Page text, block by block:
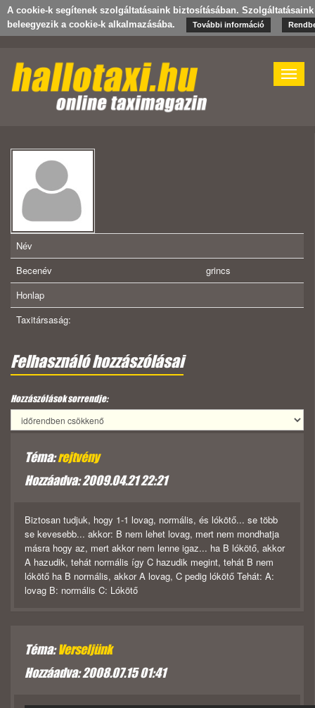
A cookie-k segítenek szolgáltatásaink biztosításában.
beleegyezik a cookie-k alkalmazásába.
További információ
Toggle
Név
Becenév
grincs
Honlap
Taxitársaság:
Felhasználó hozzászólásai
Hozzászólások sorrendje:
Téma:rejtvény
Hozzáadva: 2009.04.21 22:21
Biztosan tudjuk, hogy 1-1 lovag, normális, és lókötő... se több
se kevesebb... akkor: B nem lehet lovag, mert nem mondhatja
másra hogy az, mert akkor nem lenne igaz... ha B lókötő, akkor
A hazudik, tehát normális így C hazudik megint, tehát B nem
lókötő ha B normális, akkor A lovag, C pedig lókötő Tehát: A:
lovag B: normális C: Lókötő
Téma:Verseljünk
Hozzáadva: 2008.07.15 01:41